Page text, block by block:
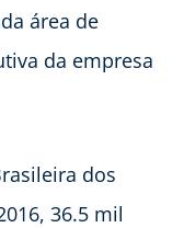
área de
da empresa
dos
36.5 mil